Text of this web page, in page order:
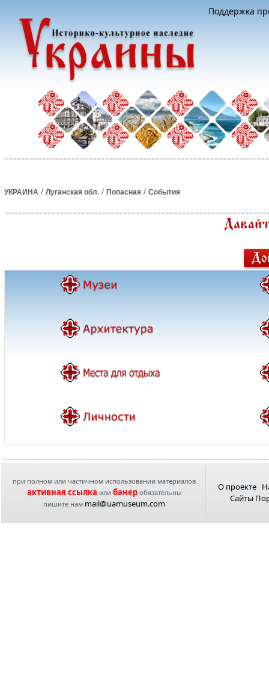
Поддержка
УКРАИНА / Луганская обл. / Попасная / События
при полном или частичном использовании материалов
активная ссылка или банеробязательны
пишите нам mail@uamuseum.com
О проекте
Сайты